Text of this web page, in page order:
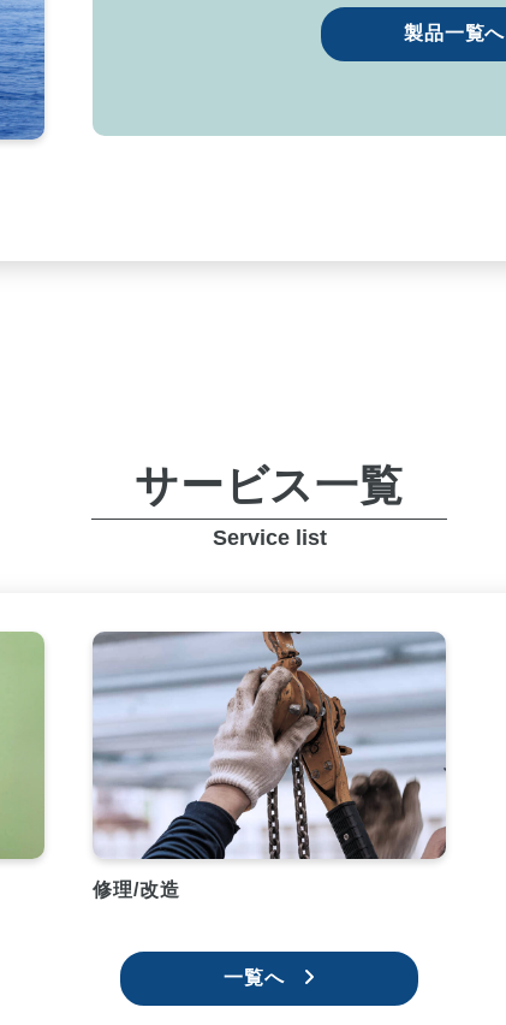
製品一覧へ
サービス一覧
Service list
修理/改造
一覧へ